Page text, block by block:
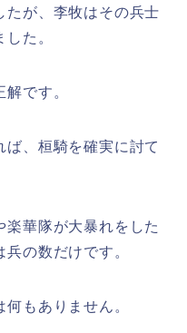
たが、李牧はその兵士
た。
です。
ば、桓騎を確実に討て
楽華隊が大暴れをした
の数だけです。
もありません。